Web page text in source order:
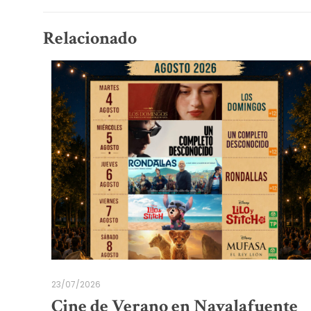
Relacionado
23/07/2026